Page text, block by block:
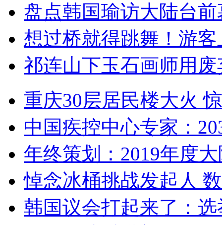
盘点韩国瑜访大陆台
想过桥就得跳舞！游客
祁连山下玉石画师用
重庆30层居民楼大火
中国疾控中心专家：
年终策划：2019年度
悼念冰桶挑战发起人
韩国议会打起来了：